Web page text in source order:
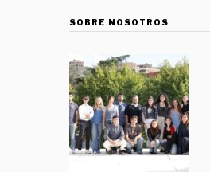
SOBRE NOSOTROS